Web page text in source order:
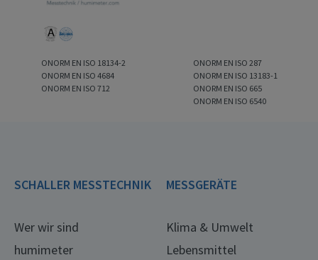
ONORM EN ISO 18134-2
ONORM EN ISO 4684
ONORM EN ISO 712
ONORM EN ISO 287
ONORM EN ISO 13183-1
ONORM EN ISO 665
ONORM EN ISO 6540
SCHALLER MESSTECHNIK
Wer wir sind
humimeter
MESSGERÄTE
Klima & Umwelt
Lebensmittel